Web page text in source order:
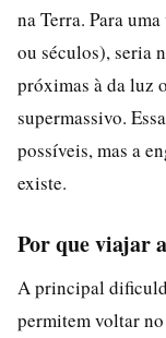
na Terra. Para
ou séculos), seria
próximas à da luz
supermassivo.
possíveis, mas a
existe.
Por que viajar
A principal
permitem voltar